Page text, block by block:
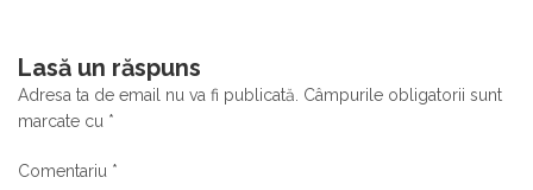
Lasă un răspuns
Adresa ta de email nu va fi publicată. Câmpurile obligatorii sunt
marcate cu *
Comentariu *